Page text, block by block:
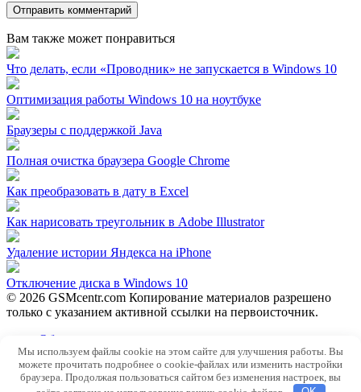
Вам также может понравиться
Что делать, если «Проводник» не запускается в Windows 10
Оптимизация работы Windows 10 на ноутбуке
Браузеры с поддержкой Java
Полная очистка браузера Google Chrome
Как преобразовать в дату в Excel
Как нарисовать треугольник в Adobe Illustrator
Удаление истории Яндекса на iPhone
Отключение диска в Windows 10
© 2026 GSMcentr.com Копирование материалов разрешено
только с указанием активной ссылки на первоисточник.
Обратная связь
Политика конфиденциальности
Пользовательское соглашение
Мы используем файлы cookie на этом сайте для улучшения работы. Вы
можете прочитать подробнее о cookie-файлах или изменить настройки
браузера. Продолжая пользоваться сайтом без изменения настроек, вы